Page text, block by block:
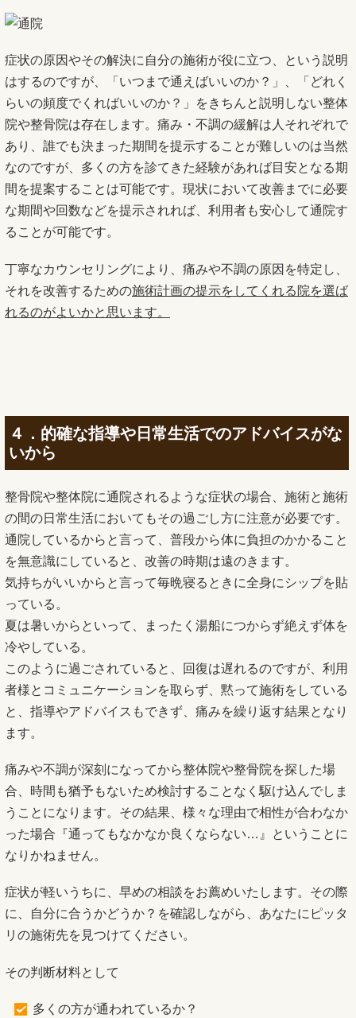
症状の原因やその解決に自分の施術が役に立つ、という説明
はするのですが、「いつまで通えばいいのか？」、「どれく
らいの頻度でくればいいのか？」をきちんと説明しない整体
院や整骨院は存在します。痛み・不調の緩解は人それぞれで
あり、誰でも決まった期間を提示することが難しいのは当然
なのですが、多くの方を診てきた経験があれば目安となる期
間を提案することは可能です。現状において改善までに必要
な期間や回数などを提示されれば、利用者も安心して通院す
ることが可能です。
丁寧なカウンセリングにより、痛みや不調の原因を特定し、
それを改善するための施術計画の提示をしてくれる院を選ば
れるのがよいかと思います。
４．的確な指導や日常生活でのアドバイスがな
いから
整骨院や整体院に通院されるような症状の場合、施術と施術
の間の日常生活においてもその過ごし方に注意が必要です。
通院しているからと言って、普段から体に負担のかかること
を無意識にしていると、改善の時期は遠のきます。
気持ちがいいからと言って毎晩寝るときに全身にシップを貼
っている。
夏は暑いからといって、まったく湯船につからず絶えず体を
冷やしている。
このように過ごされていると、回復は遅れるのですが、利用
者様とコミュニケーションを取らず、黙って施術をしている
と、指導やアドバイスもできず、痛みを繰り返す結果となり
ます。
痛みや不調が深刻になってから整体院や整骨院を探した場
合、時間も猶予もないため検討することなく駆け込んでしま
うことになります。その結果、様々な理由で相性が合わなか
った場合『通ってもなかなか良くならない…』ということに
なりかねません。
症状が軽いうちに、早めの相談をお薦めいたします。その際
に、自分に合うかどうか？を確認しながら、あなたにピッタ
リの施術先を見つけてください。
その判断材料として
多くの方が通われているか？